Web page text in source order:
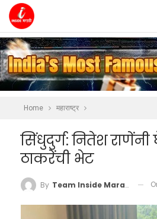
Home महाराष्ट्र
सिंधुदुर्ग: नितेश
ठाकरेंची भेट
By Team Inside Marathi